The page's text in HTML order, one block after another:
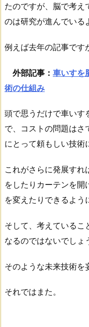
たのですが、脳で考え
のは研究が進んでいる
例えば去年の記事です
外部記事： 車いすを
術の仕組み
頭で思うだけで車いす
で、コストの問題はさ
にとって頼もしい技術
これがさらに発展すれ
をしたりカーテンを開
を変えたりできるよう
そして、考えているこ
なるのではないでしょ
そのような未来技術を
それではまた。